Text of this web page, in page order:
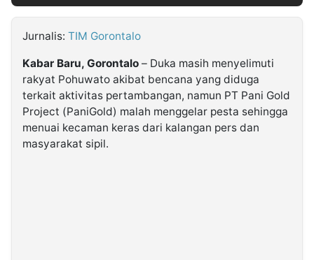
Kabarbaru.co
Jurnalis: TIM Gorontalo
Kabar Baru, Gorontalo – Duka masih menyelimuti
rakyat Pohuwato akibat bencana yang diduga
terkait aktivitas pertambangan, namun PT Pani Gold
Project (PaniGold) malah menggelar pesta sehingga
menuai kecaman keras dari kalangan pers dan
masyarakat sipil.